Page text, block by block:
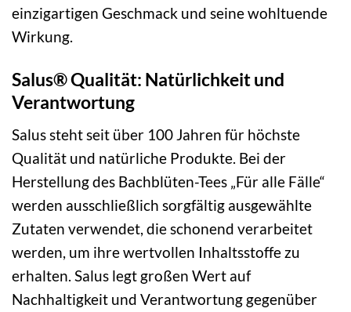
einzigartigen Geschmack und seine wohltuende
Wirkung.
Salus® Qualität: Natürlichkeit und
Verantwortung
Salus steht seit über 100 Jahren für höchste
Qualität und natürliche Produkte. Bei der
Herstellung des Bachblüten-Tees „Für alle Fälle“
werden ausschließlich sorgfältig ausgewählte
Zutaten verwendet, die schonend verarbeitet
werden, um ihre wertvollen Inhaltsstoffe zu
erhalten. Salus legt großen Wert auf
Nachhaltigkeit und Verantwortung gegenüber